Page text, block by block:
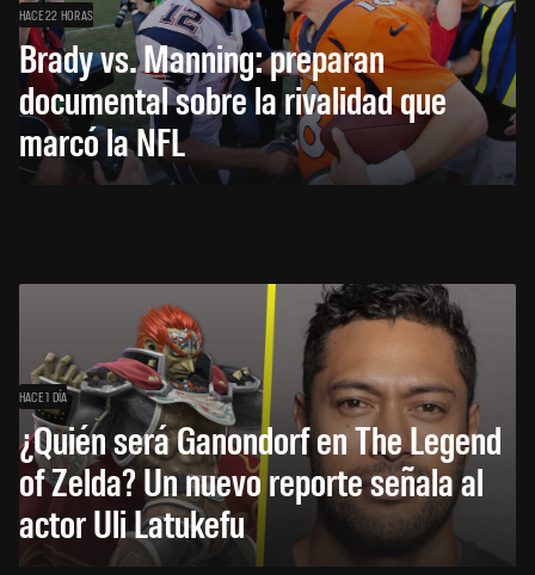
HACE 22 HORAS
Brady vs. Manning: preparan
documental sobre la rivalidad que
marcó la NFL
HACE 1 DÍA
¿Quién será Ganondorf en The Legend
of Zelda? Un nuevo reporte señala al
actor Uli Latukefu